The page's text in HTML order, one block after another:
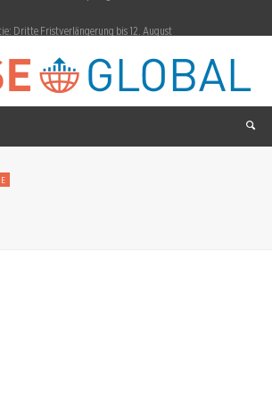
Dritte Fristverlängerung bis 12. August
Prozent-Erholung vom Juli-Tief
of America bestätigt 1.550-Dollar-Ziel
Simon Mouyal wird CMO